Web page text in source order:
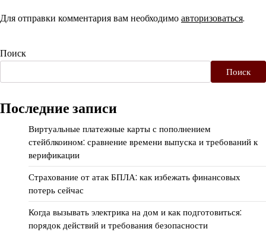
Для отправки комментария вам необходимоавторизоваться.
Поиск
Поиск
Последние записи
Виртуальные платежные карты с пополнением
стейблкоином: сравнение времени выпуска и требований к
верификации
Страхование от атак БПЛА: как избежать финансовых
потерь сейчас
Когда вызывать электрика на дом и как подготовиться:
порядок действий и требования безопасности